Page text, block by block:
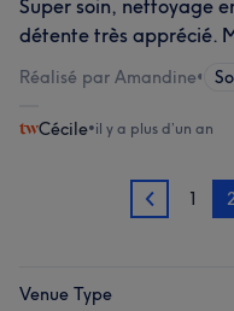
Super soin, nettoyage
détente très apprécié.
Réalisé par Amandine•
Cécile•il y a plus d’un an
1 1
Venue Type